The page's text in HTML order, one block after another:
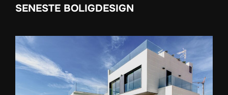
SENESTE BOLIGDESIGN